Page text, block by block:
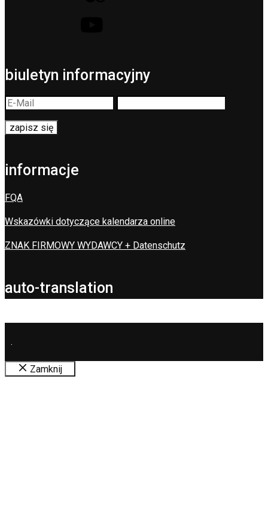
biuletyn informacyjny
informacje
FQA
Wskazówki dotyczące kalendarza online
ZNAK FIRMOWY WYDAWCY + Datenschutz
auto-translation
.
Zamknij